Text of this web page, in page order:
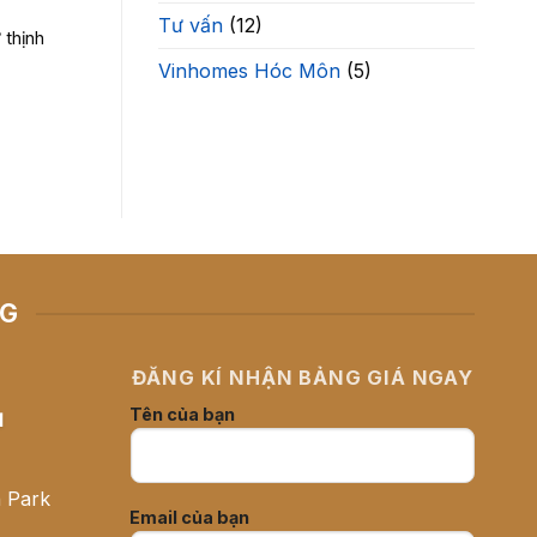
thịnh
Tư vấn (12)
Vinhomes Hóc Môn (5)
Park
ĐĂNG KÍ NHẬN BẢNG GIÁ NGAY
Tên của bạn
Email của bạn